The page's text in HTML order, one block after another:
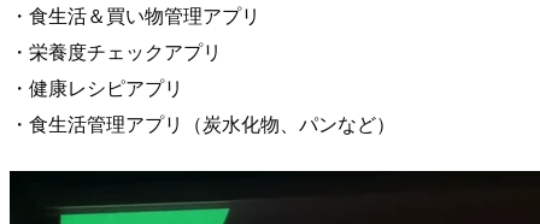
・食生活＆買い物管理アプリ
・栄養度チェックアプリ
・健康レシピアプリ
・食生活管理アプリ（炭水化物、パンなど）